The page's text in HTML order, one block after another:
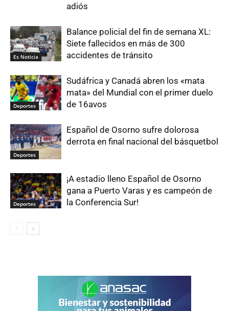
adiós
Es Noticia
Balance policial del fin de semana XL:
Siete fallecidos en más de 300
accidentes de tránsito
Deportes
Sudáfrica y Canadá abren los «mata
mata» del Mundial con el primer duelo
de 16avos
Deportes
Español de Osorno sufre dolorosa
derrota en final nacional del básquetbol
Deportes
¡A estadio lleno Español de Osorno
gana a Puerto Varas y es campeón de
la Conferencia Sur!